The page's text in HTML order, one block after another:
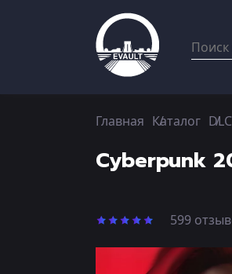
Главная Каталог
Cyberpunk
599